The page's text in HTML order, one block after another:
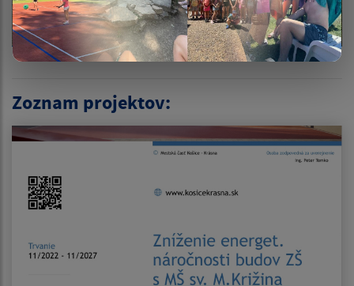
Zoznam projektov: